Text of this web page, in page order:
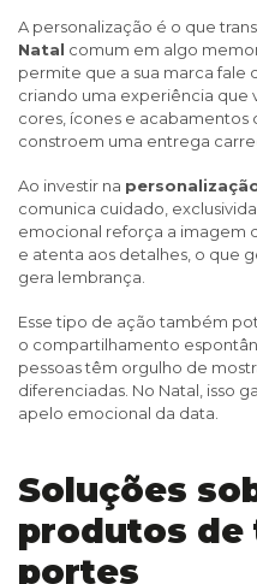
A personalização é o que
Natal comum em algo
permite que a sua marca fale
criando uma experiência que
cores, ícones e
constroem uma entrega
Ao investir na
comunica cuidado,
emocional reforça a imagem
e atenta aos detalhes, o que
gera lembrança.
Esse tipo de ação também
o compartilhamento
pessoas têm orgulho de
diferenciadas. No Natal, isso
apelo emocional da data.
Soluções
produtos de
portes